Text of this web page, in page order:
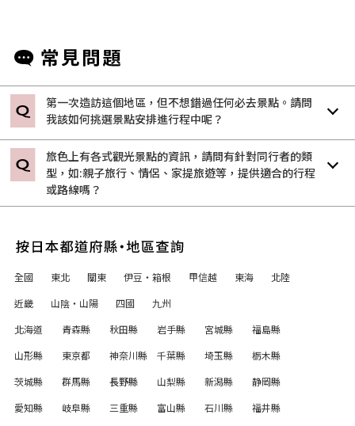
第一次造訪這個地區，但不想錯過任何必去景點。請問
我該如何挑選景點安排進行程中呢？
旅色上有各式觀光景點的資訊，請問有針對同行者的類
型，如:親子旅行、情侶、家提旅遊等，提供適合的行程
或路線嗎？
全國 東北 關東 伊豆・箱根 甲信越 東海
北陸
近畿
山陰・山陽 四國
九州
北海道
青森縣 秋田縣 岩手縣 宮城縣
福島縣
山形縣
東京都 神奈川縣 千葉縣 埼玉縣
栃木縣
茨城縣
群馬縣 長野縣 山梨縣 新潟縣
静岡縣
愛知縣
岐阜縣 三重縣 富山縣 石川縣
福井縣